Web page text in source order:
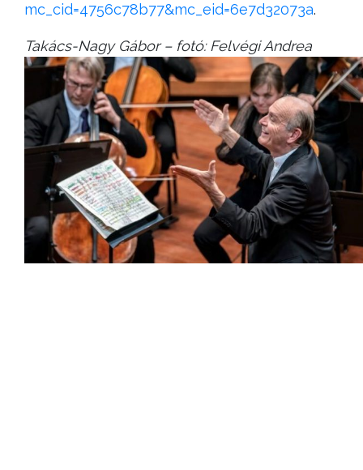
mc_cid=4756c78b77&mc_eid=6e7d32073a.
Takács-Nagy Gábor – fotó: Felvégi Andrea